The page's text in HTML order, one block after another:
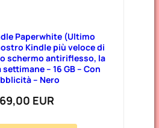
Paperwhite (Ultimo
Kindle più veloce di
schermo antiriflesso, la
– 16 GB – Con
– Nero
EUR